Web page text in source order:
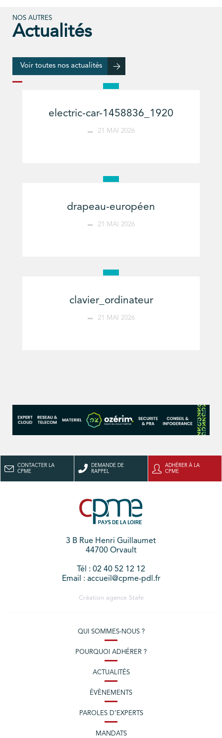
NOS AUTRES
Actualités
Voir toutes nos actualités
electric-car-1458836_1920
21 MAI 2026
drapeau-européen
21 MAI 2026
clavier_ordinateur
21 MAI 2026
CONTACTER LA
CPME
DEMANDE DE
RAPPEL
ADHÉRER À LA
CPME
3 B Rue Henri Guillaumet
44700 Orvault
Tél : 02 40 52 12 12
Email : accueil@cpme-pdl.fr
Création agence Stafe
QUI SOMMES-NOUS ?
POURQUOI ADHÉRER ?
ACTUALITÉS
ÉVÈNEMENTS
PAROLES D’EXPERTS
MANDATS